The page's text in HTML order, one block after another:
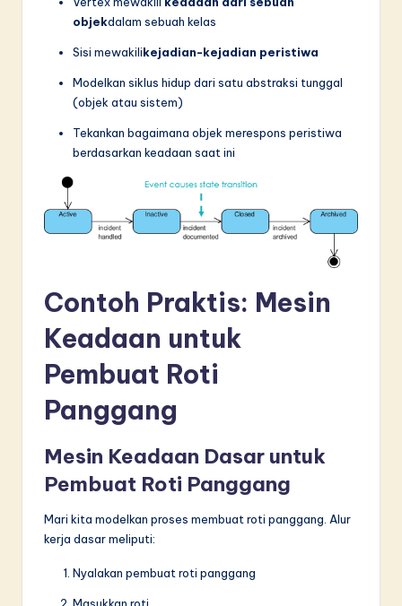
objekdalam sebuah kelas
Sisi mewakilikejadian-kejadian peristiwa
Modelkan siklus hidup dari satu abstraksi tunggal
(objek atau sistem)
Tekankan bagaimana objek merespons peristiwa
berdasarkan keadaan saat ini
Contoh Praktis: Mesin
Keadaan untuk
Pembuat Roti
Panggang
Mesin Keadaan Dasar untuk
Pembuat Roti Panggang
Mari kita modelkan proses membuat roti panggang. Alur
kerja dasar meliputi:
Nyalakan pembuat roti panggang